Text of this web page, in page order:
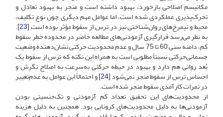
مکانیسم اصلاحی بازخورد، بهبود داشته است و منجر به بهبود تعادل و
تحرک‌پذیری عملکردی شده است، اما عوامل مهم دیگری چون نوع تکلیف،
محیط و نیمرخ‌های روان‌شناختی نیز در ترس از سقوط مؤثر بوده است [23
].
به نظر می‌رسد قرارگیری آزمودنی‌های مطالعه حاضر در محدوده خطر سقوط
کم، دامنه سنی 60 تا 75 سال و عدم محدودیت حرکتی نشان‌دهنده وضعیت
جسمانی‌حرکتی نسبتاً مطلوبی است به همراه این نکته که ترس از سقوط یک
بُعد روانی هم دارد و بهبود در حیطه حرکتی به‌سرعت به اصلاح نگرش و
احساس ترس از سقوط منجر نمی‌شود [24] و احتمالاً این عوامل به عدم‌تغییر
در نمرات کارآمدی سقوط منجر شده است.
از محدودیت‌های این تحقیق تعداد کم آزمودنی و تک‌جنسیتی بودن
آزمودنی‌ها به دلیل محدودیت‌های کرونایی بود. همچنین به دلیل هزینه